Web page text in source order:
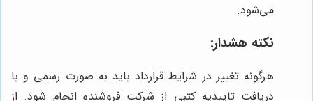
می‌شود.
نکته هشدار:
هرگونه تغییر در شرایط قرارداد باید به صورت رسمی و با
دریافت تاییدیه کتبی از شرکت فروشنده انجام شود. از